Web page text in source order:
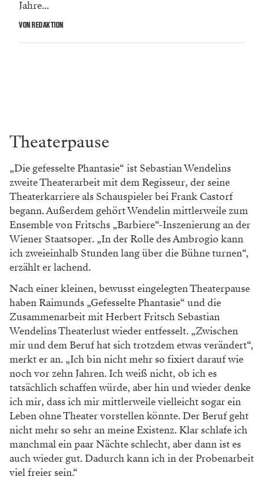
Jahre...
VON REDAKTION
Theaterpause
„Die gefesselte Phantasie“ ist Sebastian Wendelins
zweite Theaterarbeit mit dem Regisseur, der seine
Theaterkarriere als Schauspieler bei Frank Castorf
begann. Außerdem gehört Wendelin mittlerweile zum
Ensemble von Fritschs „Barbiere“-Inszenierung an der
Wiener Staatsoper. „In der Rolle des Ambrogio kann
ich zweieinhalb Stunden lang über die Bühne turnen“,
erzählt er lachend.
Nach einer kleinen, bewusst eingelegten Theaterpause
haben Raimunds „Gefesselte Phantasie“ und die
Zusammenarbeit mit Herbert Fritsch Sebastian
Wendelins Theaterlust wieder entfesselt. „Zwischen
mir und dem Beruf hat sich trotzdem etwas verändert“,
merkt er an. „Ich bin nicht mehr so fixiert darauf wie
noch vor zehn Jahren. Ich weiß nicht, ob ich es
tatsächlich schaffen würde, aber hin und wieder denke
ich mir, dass ich mir mittlerweile vielleicht sogar ein
Leben ohne Theater vorstellen könnte. Der Beruf geht
nicht mehr so sehr an meine Existenz. Klar schlafe ich
manchmal ein paar Nächte schlecht, aber dann ist es
auch wieder gut. Dadurch kann ich in der Probenarbeit
viel freier sein.“